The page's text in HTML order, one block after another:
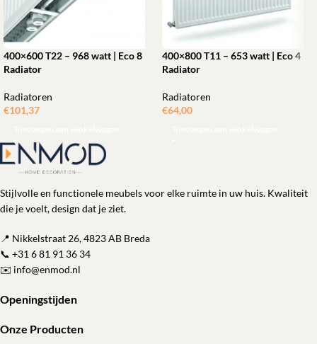
400×600 T22 – 968 watt | Eco 8
Radiator
Radiatoren
€101,37
400×800 T11 – 653 watt | Eco 4
Radiator
Radiatoren
€64,00
Stijlvolle en functionele meubels voor elke ruimte in uw huis. Kwaliteit
die je voelt, design dat je ziet.
📍 Nikkelstraat 26, 4823 AB Breda
📞 +31 6 81 91 36 34
✉️ info@enmod.nl
Openingstijden
Onze Producten